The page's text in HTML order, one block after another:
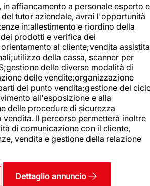
affiancamento a personale esperto e
tutor aziendale, avrai l'opportunità
in:allestimento e riordino della
prodotti e verifica dei
al cliente;vendita assistita
della cassa, scanner per
delle diverse modalità di
delle vendite;organizzazione
del punto vendita;gestione del
all'esposizione e alla
delle procedure di sicurezza
Il percorso permetterà inoltre
di comunicazione con il cliente,
vendita e gestione della relazione
Dettaglio annuncio